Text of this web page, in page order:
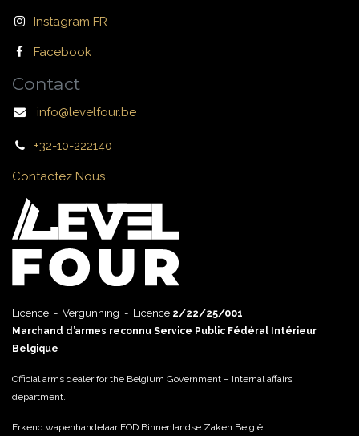
Instagram FR
Facebook
Contact
info@levelfour.be
+32-10-222140
Contactez Nous
Licence - Vergunning - Licence 2/22/25/001
Marchand d’armes reconnu Service Public Fédéral Intérieur
Belgique
Official arms dealer for the Belgium Government – Internal affairs
department.
Erkend wapenhandelaar FOD Binnenlandse Zaken België